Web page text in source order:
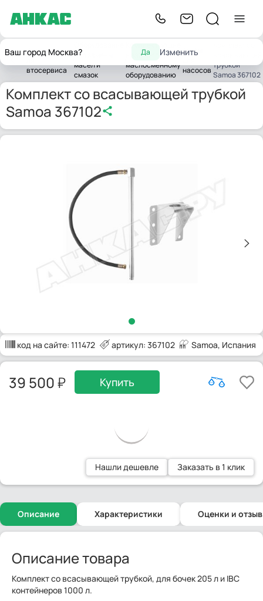
Ваш город Москва? Да Изменить
Оборудование
для
автосервиса
для замены
масел и
смазок
и запчасти к
маслосменному
оборудованию
Трубы
насосов трубкой
Samoa 367102
Комплект со всасывающей трубкой
Samoa 367102
код на сайте: 111472 артикул: 367102 Samoa, Испания
39 500 Купить
Нашли дешевле Заказать в 1 клик
Описание Характеристики Оценки и
Описание товара
Комплект со всасывающей трубкой, для бочек 205 л и IBC
контейнеров 1000 л.